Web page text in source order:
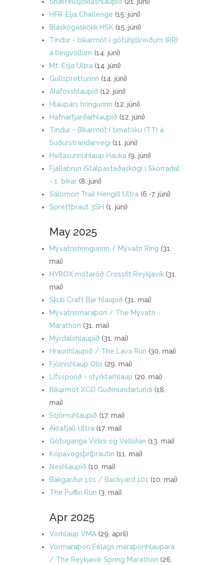
HFR-Elja Challenge (15. júní)
Bláskógaskokk HSK (15. júní)
Tindur - bikarmót í götuhjólreiðum (RR)
á Þingvöllum (14. júni)
Mt. Esja Ultra (14. júní)
Gullspretturinn (14. júní)
Álafosshlaupið (12. júní)
Hlaupárs hringurinn (12. júní)
Hafnarfjarðarhlaupið (12. júní)
Tindur - Bikarmót í tímatöku (TT) á
Suðurstrandarvegi (11. júni)
Hvítasunnuhlaup Hauka (9. júní)
Fjallabrun íStálpastaðaskógi í Skorradal
- 1. bikar (8. júní)
Salomon Trail Hengill Ultra (6.-7. júní)
Sprettþraut 3SH (1. júní)
May 2025
Mývatnshringurinn / Mývatn Ring (31.
maí)
HYROX mótaröð Crossfit Reykjavík (31.
maí)
Skúli Craft Bar hlaupið (31. maí)
Mývatnsmaraþon / The Mývatn
Marathon (31. maí)
Mýrdalshlaupið (31. maí)
Hraunhlaupið / The Lava Run (30. maí)
Fjölnishlaup Olís (29. maí)
Lífssporið - styrktarhlaup (20. maí)
Bikarmót XCO Guðmundarlundi (18.
maí)
Stjörnuhlaupið (17. maí)
Akrafjall Ultra (17. maí)
Götuganga Virkni og Vellíðan (13. maí)
Kópavogsþríþrautin (11. maí)
Neshlaupið (10. maí)
Bakgarður 101 / Backyard 101 (10. maí)
The Puffin Run (3. maí)
Apr 2025
Vorhlaup VMA (29. apríl)
Vormaraþon Félags maraþonhlaupara
/ The Reykjavik Spring Marathon (26.